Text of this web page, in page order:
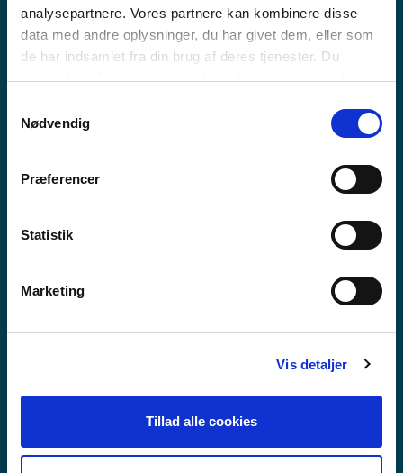
analysepartnere. Vores partnere kan kombinere disse
data med andre oplysninger, du har givet dem, eller som
de har indsamlet fra din brug af deres tjenester. Du
samtykker til vores cookies, hvis du fortsætter med at
Nødvendig
Præferencer
Statistik
Marketing
Vis detaljer
Tillad alle cookies
MEEQQAT ATUARFIAT